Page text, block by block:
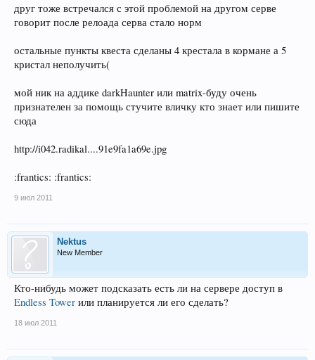
друг тоже встречался с этой проблемой на другом серве
говорит после релоада серва стало норм
остальные пункты квеста сделаны 4 крестала в кормане а 5
кристал неполучить(
мой ник на аддике darkHaunter или matrix-буду очень
признателен за помощь стучите вличку кто знает или пишите
сюда
http://i042.radikal....91e9fa1a69e.jpg
:frantics: :frantics:
9 июл 2011
Nektus
New Member
Кто-нибудь может подсказать есть ли на сервере доступ в
Endless Tower или планируется ли его сделать?
18 июл 2011